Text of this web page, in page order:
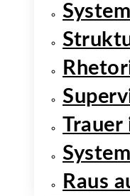
Trauer
Raus